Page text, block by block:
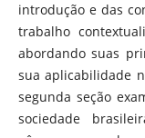
introdução e das
trabalho
abordando suas
sua aplicabilidade
segunda seção
sociedade